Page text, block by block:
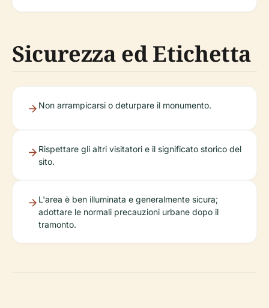
Sicurezza ed Etichetta
Non arrampicarsi o deturpare il monumento.
Rispettare gli altri visitatori e il significato storico del
sito.
L'area è ben illuminata e generalmente sicura;
adottare le normali precauzioni urbane dopo il
tramonto.